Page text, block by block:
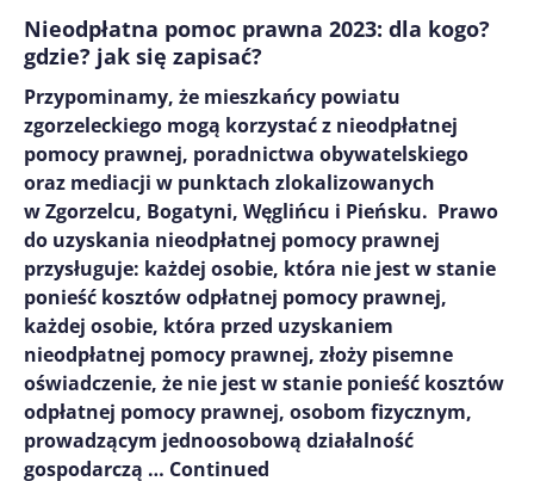
Nieodpłatna pomoc prawna 2023: dla kogo?
gdzie? jak się zapisać?
Przypominamy, że mieszkańcy powiatu
zgorzeleckiego mogą korzystać z nieodpłatnej
pomocy prawnej, poradnictwa obywatelskiego
oraz mediacji w punktach zlokalizowanych
w Zgorzelcu, Bogatyni, Węglińcu i Pieńsku. Prawo
do uzyskania nieodpłatnej pomocy prawnej
przysługuje: każdej osobie, która nie jest w stanie
ponieść kosztów odpłatnej pomocy prawnej,
każdej osobie, która przed uzyskaniem
nieodpłatnej pomocy prawnej, złoży pisemne
oświadczenie, że nie jest w stanie ponieść kosztów
odpłatnej pomocy prawnej, osobom fizycznym,
prowadzącym jednoosobową działalność
gospodarczą … Continued